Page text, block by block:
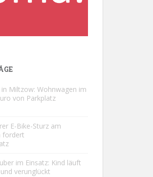
Miltzow: Wohnwagen im
von Parkplatz
E-Bike-Sturz am
fordert
im Einsatz: Kind läuft
verunglückt